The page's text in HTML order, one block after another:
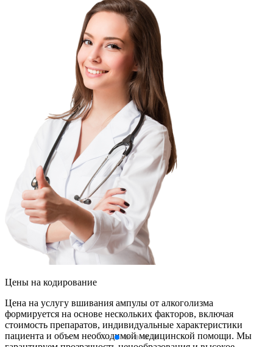
Цены на кодирование
Цена на услугу вшивания ампулы от алкоголизма
формируется на основе нескольких факторов, включая
стоимость препаратов, индивидуальные характеристики
пациента и объем необходимой медицинской помощи. Мы